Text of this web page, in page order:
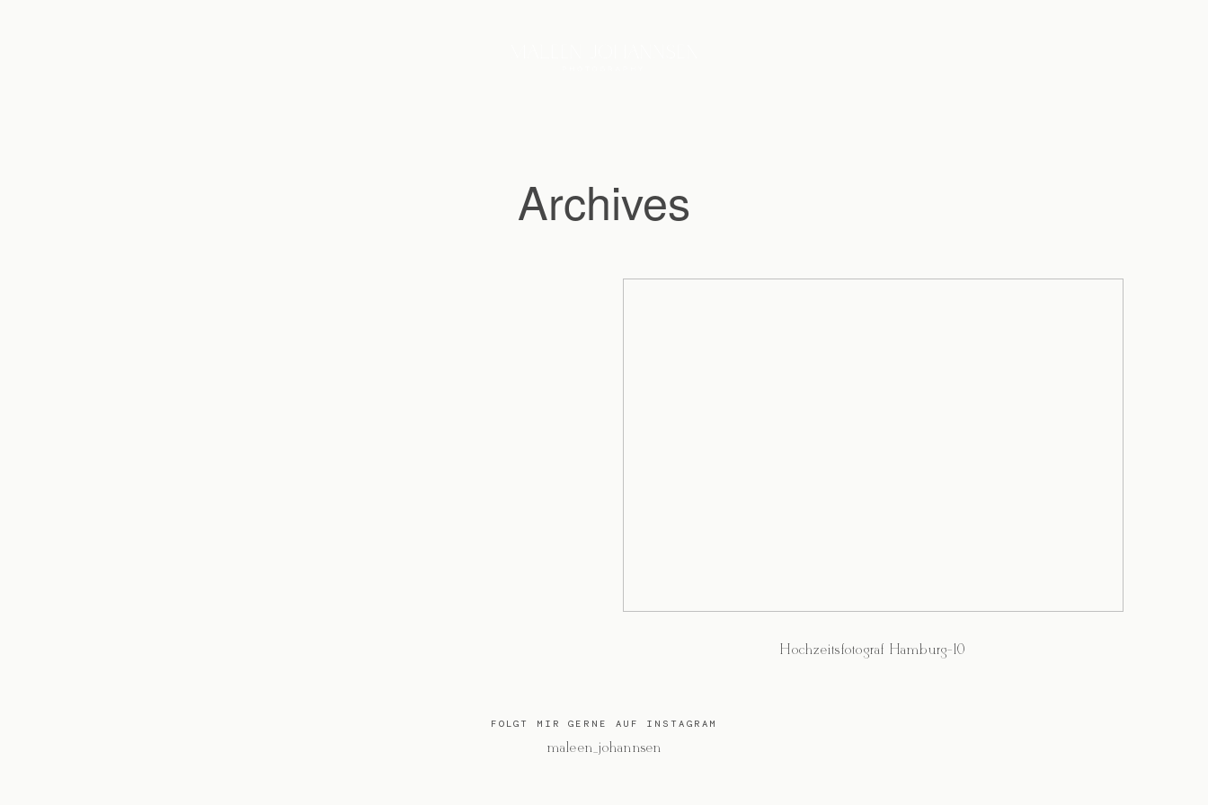
Archives
Hochzeitsfotograf Hamburg-10
FOLGT MIR GERNE AUF INSTAGRAM
@maleen_johannsen